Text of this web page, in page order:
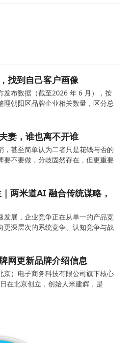
找到自己客户画像
发布数据（截至2026 年 6 月），按
理朝阳区品牌企业相关数量，区分总
妻，谁也离不开谁
，甚至简单认为二者只是花钱与否的
要不要做，分歧固然存在，但更重要
两米道AI 融合传统谋略，
发展，企业竞争正在从单一的产品竞
更深层次的系统竞争、认知竞争与战
网更新品牌介绍信息
京）电子商务科技有限公司旗下核心
在北京创立，创始人米建辉，是